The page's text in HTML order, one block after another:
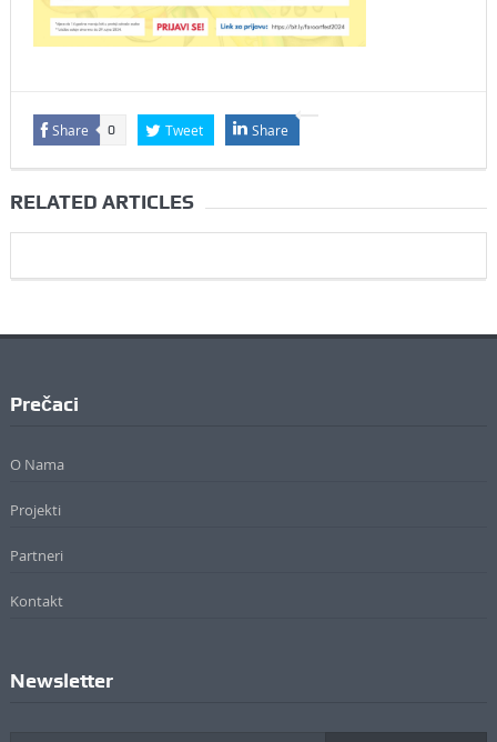
Share 0 Tweet Share
RELATED ARTICLES
Prečaci
O Nama
Projekti
Partneri
Kontakt
Newsletter